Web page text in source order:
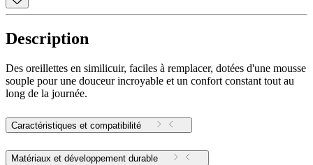
Description
Des oreillettes en similicuir, faciles à remplacer, dotées d'une mousse
souple pour une douceur incroyable et un confort constant tout au
long de la journée.
Caractéristiques et compatibilité
Matériaux et développement durable